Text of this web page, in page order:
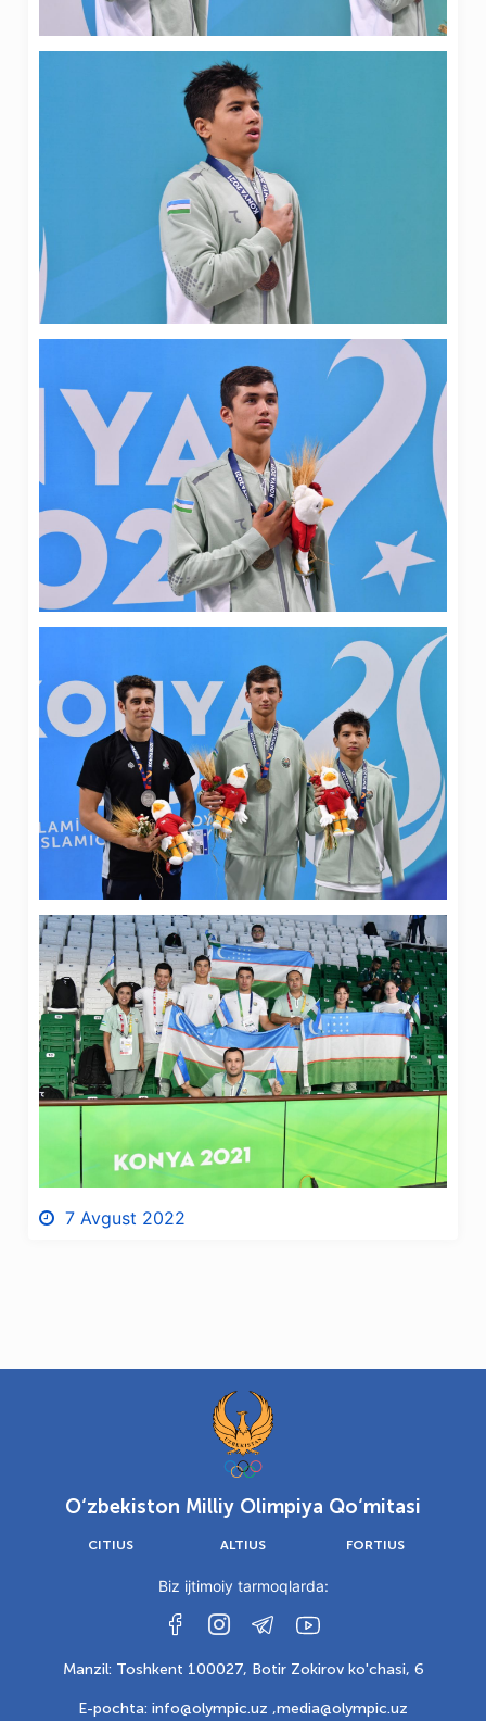
7 Avgust 2022
O‘zbekiston Milliy Olimpiya Qo‘mitasi
CITIUS ALTIUS FORTIUS
Biz ijtimoiy tarmoqlarda:
Manzil: Toshkent 100027, Botir Zokirov ko'chasi, 6
E-pochta: info@olympic.uz ,media@olympic.uz